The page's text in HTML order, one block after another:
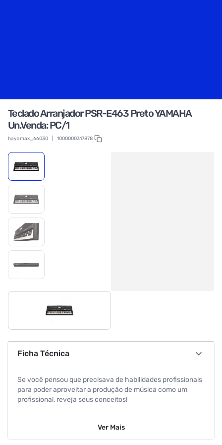
Teclado Arranjador PSR-E463 Preto YAMAHA
Un.Venda: PC/1
hayamax_66030 1000000317878
Ficha Técnica
Se você pensou que precisava de habilidades profissionais
para poder aproveitar a produção de música como um
profissional, reveja seus conceitos!
transformar suas ideias em música é de inspiração.
Ver Mais